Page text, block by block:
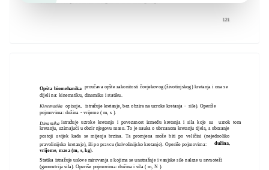
Opšta biomehanika proučava opšte zakonitosti čovjekovog (životinjskog) kretanja i ona se
dijeli na: kinematiku, dinamiku i statiku.
Kinematika opisuje,
istražuje kretanje, bez obzira na uzroke kretanja - sile). Operiše
pojmovima: dužina - vrijeme ( m, s ).
Dinamika istražuje uzroke kretanja i povezanost između kretanja i sila koje su uzrok tom
kretanju, uzimajući u obzir njegovu masu. To je nauka o ubrzanom kretanju tijela, a ubrzanje
postoji uvijek kada se mijenja brzina. Ta promjena može biti po veličini (nejednoliko
pravolinijsko kretanje), ili po pravcu (krivolinijsko kretanje). Operiše pojmovima: dužina,
vrijeme, masa (m, s, kg).
Statika istražuje uslove mirovanja u kojima se unutrašnje i vanjske sile nalaze u ravnoteži
(geometrija sila). Operiše pojmovima: dužina i sila ( m, N ).